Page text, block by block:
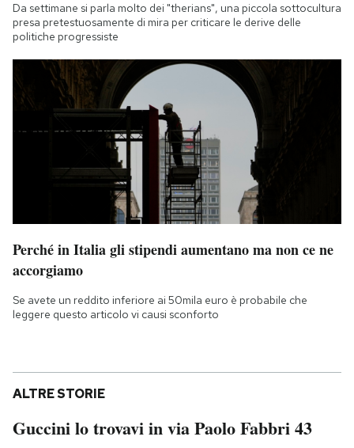
Da settimane si parla molto dei "therians", una piccola sottocultura
presa pretestuosamente di mira per criticare le derive delle
politiche progressiste
Perché in Italia gli stipendi aumentano ma non ce ne
accorgiamo
Se avete un reddito inferiore ai 50mila euro è probabile che
leggere questo articolo vi causi sconforto
ALTRE STORIE
Guccini lo trovavi in via Paolo Fabbri 43